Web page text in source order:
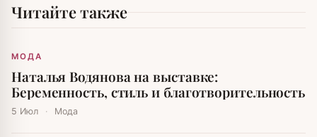
Читайте также
МОДА
Наталья Водянова на выставке:
Беременность, стиль и благотворительность
5 Июл · Мода